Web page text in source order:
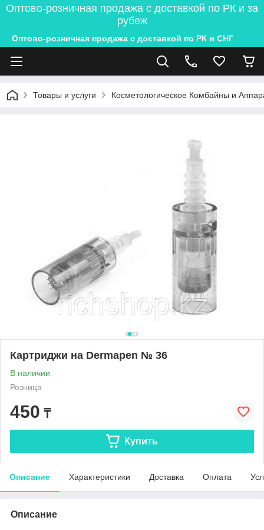
Оптово-розничная продажа с доставкой по РК и за
рубеж
Оптово-розничная продажа с доставкой по РК и СНГ
Товары и услуги Косметологическое Комбайны и
Картриджи на Dermapen № 36
В наличии
Розница
450 ₸
Купить
Описание Характеристики Доставка Оплата
Описание